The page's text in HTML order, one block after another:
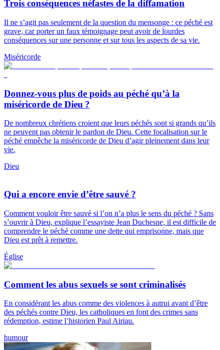
Trois conséquences néfastes de la diffamation
Il ne s’agit pas seulement de la question du mensonge : ce péché est
grave, car porter un faux témoignage peut avoir de lourdes
conséquences sur une personne et sur tous les aspects de sa vie.
Miséricorde
Donnez-vous plus de poids au péché qu’à la
miséricorde de Dieu ?
De nombreux chrétiens croient que leurs péchés sont si grands qu’ils
ne peuvent pas obtenir le pardon de Dieu. Cette focalisation sur le
péché empêche la miséricorde de Dieu d’agir pleinement dans leur
vie.
Dieu
Qui a encore envie d’être sauvé ?
Comment vouloir être sauvé si l’on n’a plus le sens du péché ? Sans
s’ouvrir à Dieu, explique l’essayiste Jean Duchesne, il est difficile de
comprendre le péché comme une dette qui emprisonne, mais que
Dieu est prêt à remettre.
Église
Comment les abus sexuels se sont criminalisés
En considérant les abus comme des violences à autrui avant d’être
des péchés contre Dieu, les catholiques en font des crimes sans
rédemption, estime l’historien Paul Airiau.
humour